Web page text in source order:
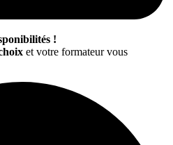
!
et votre formateur vous